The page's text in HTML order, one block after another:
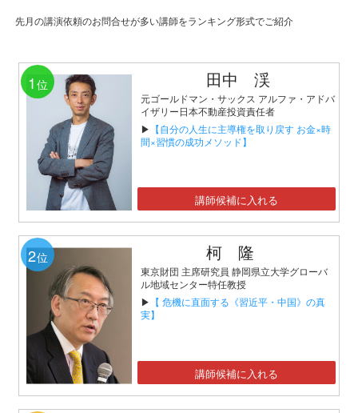
先月の講演依頼のお問合せが多い講師をランキング形式でご紹介
1 位 田中 渓
元ゴールドマン・サックス アルファ・アドバ
イザリー日本不動産投資責任者
▶ 【自分の人生に主導権を取り戻す お金×時
間×習慣の成功メソッド】
講師候補に入れる
2位 柯 隆
東京財団 主席研究員 静岡県立大学グローバ
ル地域センター特任教授
▶ 【 危機に直面する《習近平・中国》の真
実】
講師候補に入れる